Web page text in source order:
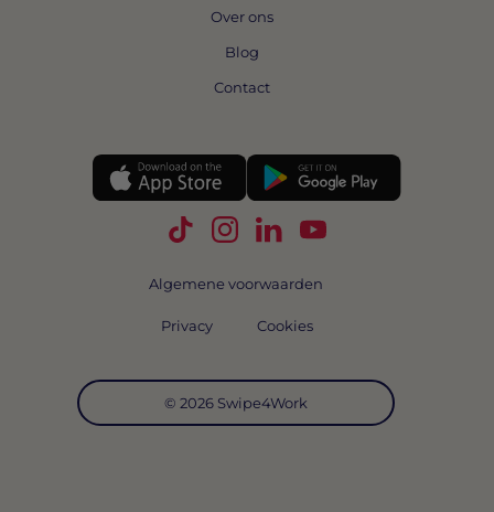
Over ons
Blog
Contact
Volg Swipe4Work op TikTok
Volg Swipe4Work op
Volg Swipe4Work op
Volg Swipe4Work
© 2026 Swipe4Work
Algemene voorwaarden
Privacy Cookies